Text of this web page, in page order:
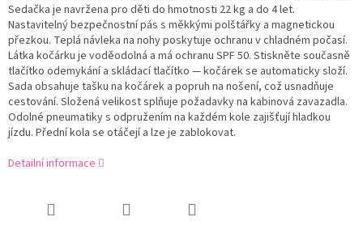
Sedačka je navržena pro děti do hmotnosti 22 kg a do 4 let.
Nastavitelný bezpečnostní pás s měkkými polštářky a magnetickou
přezkou. Teplá návleka na nohy poskytuje ochranu v chladném počasí.
Látka kočárku je voděodolná a má ochranu SPF 50. Stiskněte současně
tlačítko odemykání a skládací tlačítko — kočárek se automaticky složí.
Sada obsahuje tašku na kočárek a popruh na nošení, což usnadňuje
cestování. Složená velikost splňuje požadavky na kabinová zavazadla.
Odolné pneumatiky s odpružením na každém kole zajišťují hladkou
jízdu. Přední kola se otáčejí a lze je zablokovat.
Detailní informace